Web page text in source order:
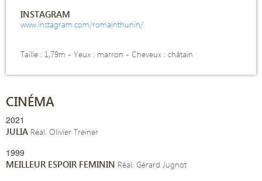
INSTAGRAM
www.instagram.com/romainthunin/
Taille : 1,79m - Yeux : marron - Cheveux : châtain
CINÉMA
2021
JULIA Réal. Olivier Treiner
1999
MEILLEUR ESPOIR FEMININ Réal. Gérard Jugnot